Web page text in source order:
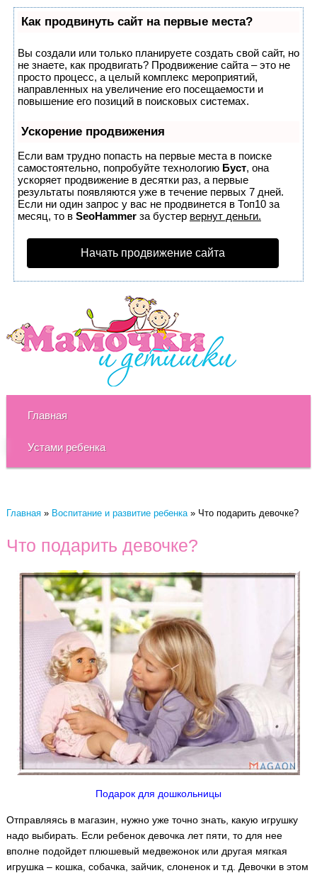
Как продвинуть сайт на первые места?
Вы создали или только планируете создать свой сайт, но
не знаете, как продвигать? Продвижение сайта – это не
просто процесс, а целый комплекс мероприятий,
направленных на увеличение его посещаемости и
повышение его позиций в поисковых системах.
Ускорение продвижения
Если вам трудно попасть на первые места в поиске
самостоятельно, попробуйте технологию Буст, она
ускоряет продвижение в десятки раз, а первые
результаты появляются уже в течение первых 7 дней.
Если ни один запрос у вас не продвинется в Топ10 за
месяц, то в SeoHammerза бустер вернут деньги.
Начать продвижение сайта
Главная
Устами ребенка
Главная» Воспитание и развитие ребенка» Что подарить девочке?
Что подарить девочке?
Подарок для дошкольницы
Отправляясь в магазин, нужно уже точно знать, какую игрушку
надо выбирать. Если ребенок девочка лет пяти, то для нее
вполне подойдет плюшевый медвежонок или другая мягкая
игрушка – кошка, собачка, зайчик, слоненок и т.д. Девочки в этом